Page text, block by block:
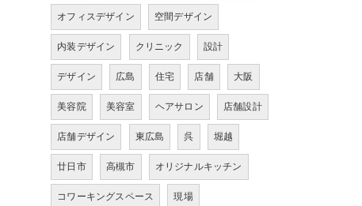
オフィスデザイン 空間デザイン
内装デザイン クリニック 設計
デザイン 広島 住宅 店舗 大阪
美容院 美容室 ヘアサロン 店舗設計
店舗デザイン 東広島 呉 堀越
廿日市 高槻市 オリジナルキッチン
コワーキングスペース 現場